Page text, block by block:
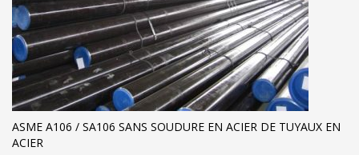
ASME A106 / SA106 SANS SOUDURE EN ACIER DE TUYAUX EN
ACIER